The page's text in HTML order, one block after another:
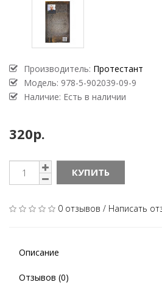
Производитель: Протестант
Модель: 978-5-902039-09-9
Наличие: Есть в наличии
320р.
КУПИТЬ
0 отзывов / Написать
Описание
Отзывов (0)